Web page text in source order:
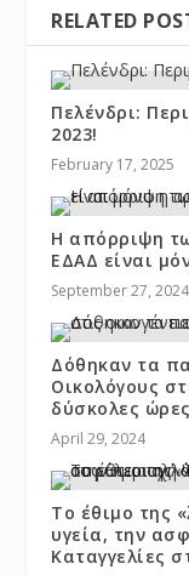
RELATED
Πελένδρι:
2023!
February 17, 2025
Η απόρριψη
ΕΔΑΔ είναι
September 27, 2024
Δόθηκαν τα
Οικολόγους
δύσκολες ώρες
April 29, 2024
Το έθιμο της
υγεία, την
Καταγγελίες